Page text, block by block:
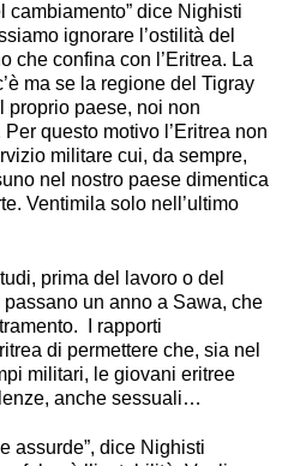
cambiamento” dice Nighisti
ignorare l’ostilità del
che confina con l’Eritrea. La
ma se la regione del Tigray
proprio paese, noi non
questo motivo l’Eritrea non
militare cui, da sempre,
nel nostro paese dimentica
Ventimila solo nell’ultimo
prima del lavoro o del
un anno a Sawa, che
I rapporti
di permettere che, sia nel
militari, le giovani eritree
anche sessuali…
assurde”, dice Nighisti